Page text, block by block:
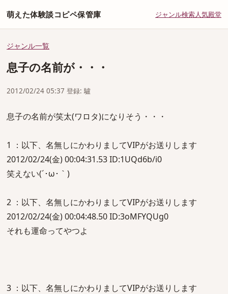
萌えた体験談コピペ保管庫 ジャンル検索人気殿堂
ジャンル一覧
息子の名前が・・・
2012/02/24 05:37 登録: 驢
息子の名前が笑太(ワロタ)になりそう・・・
1 ：以下、名無しにかわりましてVIPがお送りします
2012/02/24(金) 00:04:31.53 ID:1UQd6b/i0
笑えない(´･ω･｀)
2 ：以下、名無しにかわりましてVIPがお送りします
2012/02/24(金) 00:04:48.50 ID:3oMFYQUg0
それも運命ってやつよ
3 ：以下、名無しにかわりましてVIPがお送りします